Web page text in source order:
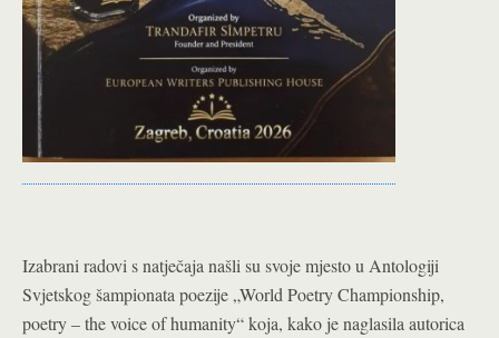
Izabrani radovi s natječaja našli su svoje mjesto u Antologiji
Svjetskog šampionata poezije „World Poetry Championship,
poetry – the voice of humanity“ koja, kako je naglasila autorica